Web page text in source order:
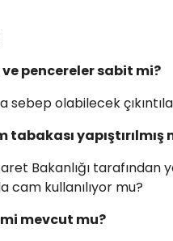
pencereler sabit mi?
olabilecek
yapıştırılmış
Bakanlığı tarafından
cam kullanılıyor mu?
mevcut mu?